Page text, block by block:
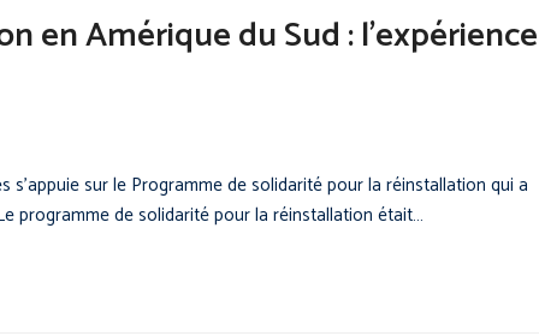
en Amérique du Sud : l’expérience
sur le Programme de solidarité pour la réinstallation qui a
programme de solidarité pour la réinstallation était…